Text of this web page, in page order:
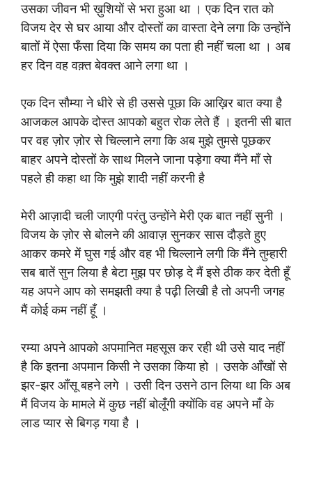
उसका जीवन भी ख़ुशियों से भरा हुआ था । एक दिन रात को
विजय देर से घर आया और दोस्तों का वास्ता देने लगा कि उन्होंने
बातों में ऐसा फँसा दिया कि समय का पता ही नहीं चला था । अब
हर दिन वह वक़्त बेवक्त आने लगा था ।
एक दिन सौम्या ने धीरे से ही उससे पूछा कि आख़िर बात क्या है
आजकल आपके दोस्त आपको बहुत रोक लेते हैं । इतनी सी बात
पर वह ज़ोर ज़ोर से चिल्लाने लगा कि अब मुझे तुमसे पूछकर
बाहर अपने दोस्तों के साथ मिलने जाना पड़ेगा क्या मैंने माँ से
पहले ही कहा था कि मुझे शादी नहीं करनी है
मेरी आज़ादी चली जाएगी परंतु उन्होंने मेरी एक बात नहीं सुनी ।
विजय के ज़ोर से बोलने की आवाज़ सुनकर सास दौड़ते हुए
आकर कमरे में घुस गई और वह भी चिल्लाने लगी कि मैंने तुम्हारी
सब बातें सुन लिया है बेटा मुझ पर छोड़ दे मैं इसे ठीक कर देती हूँ
यह अपने आप को समझती क्या है पढ़ी लिखी है तो अपनी जगह
मैं कोई कम नहीं हूँ ।
रम्या अपने आपको अपमानित महसूस कर रही थी उसे याद नहीं
है कि इतना अपमान किसी ने उसका किया हो । उसके आँखों से
झर-झर आँसू बहने लगे । उसी दिन उसने ठान लिया था कि अब
मैं विजय के मामले में कुछ नहीं बोलूँगी क्योंकि वह अपने माँ के
लाड प्यार से बिगड़ गया है ।